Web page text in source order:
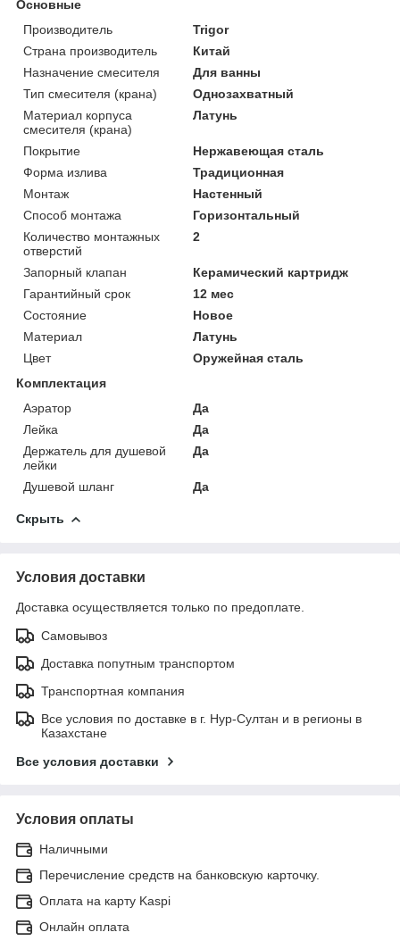
Основные
Производитель
Trigor
Страна производитель
Китай
Назначение смесителя
Для ванны
Тип смесителя (крана)
Однозахватный
Материал корпуса
смесителя (крана)
Латунь
Покрытие
Нержавеющая сталь
Форма излива
Традиционная
Монтаж
Настенный
Способ монтажа
Горизонтальный
Количество монтажных
отверстий
2
Запорный клапан
Керамический картридж
Гарантийный срок
12 мес
Состояние
Новое
Материал
Латунь
Цвет
Оружейная сталь
Комплектация
Аэратор
Да
Лейка
Да
Держатель для душевой
лейки
Да
Душевой шланг Да
Скрыть
Условия доставки
Доставка осуществляется только по предоплате.
Самовывоз
Доставка попутным транспортом
Транспортная компания
Все условия по доставке в г. Нур-Султан и в регионы в
Казахстане
Все условия доставки
Условия оплаты
Наличными
Перечисление средств на банковскую карточку.
Оплата на карту Kaspi
Онлайн оплата